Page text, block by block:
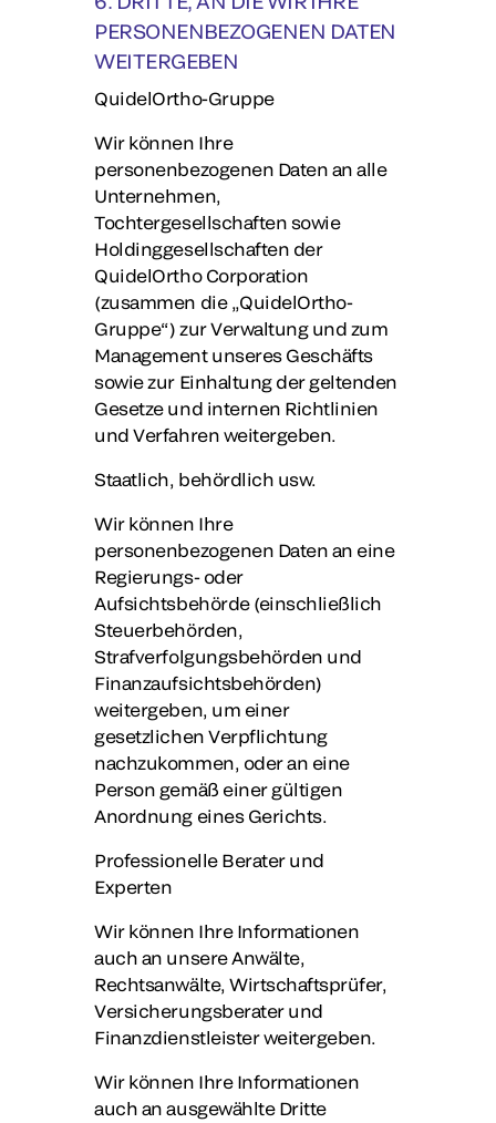
PERSONENBEZOGENEN DATEN
WEITERGEBEN
QuidelOrtho-Gruppe
Wir können Ihre
personenbezogenen Daten an alle
Unternehmen,
Tochtergesellschaften sowie
Holdinggesellschaften der
QuidelOrtho Corporation
(zusammen die „QuidelOrtho-
Gruppe“) zur Verwaltung und zum
Management unseres Geschäfts
sowie zur Einhaltung der geltenden
Gesetze und internen Richtlinien
und Verfahren weitergeben.
Staatlich, behördlich usw.
Wir können Ihre
personenbezogenen Daten an eine
Regierungs- oder
Aufsichtsbehörde (einschließlich
Steuerbehörden,
Strafverfolgungsbehörden und
Finanzaufsichtsbehörden)
weitergeben, um einer
gesetzlichen Verpflichtung
nachzukommen, oder an eine
Person gemäß einer gültigen
Anordnung eines Gerichts.
Professionelle Berater und
Experten
Wir können Ihre Informationen
auch an unsere Anwälte,
Rechtsanwälte, Wirtschaftsprüfer,
Versicherungsberater und
Finanzdienstleister weitergeben.
Wir können Ihre Informationen
auch an ausgewählte Dritte